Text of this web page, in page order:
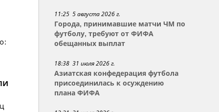
11:25 5 августа 2026 г.
Города, принимавшие матчи ЧМ по
футболу, требуют от ФИФА
обещанных выплат
18:38 31 июля 2026 г.
Азиатская конфедерация футбола
присоединилась к осуждению
плана ФИФА